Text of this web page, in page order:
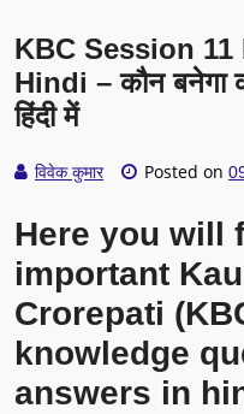
KBC Session
Hindi – कौन बनेगा
हिंदी में
विवेक कुमार Posted on
Here you will
important
Crorepati
knowledge
answers in